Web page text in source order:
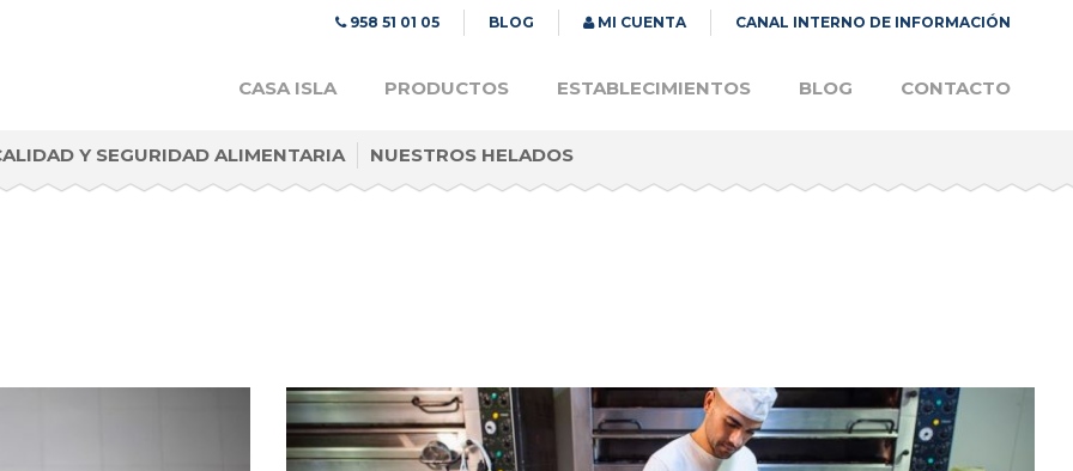
958 51 01 05 BLOG MI CUENTA CANAL INTERNO DE INFORMACIÓN
CASA ISLA PRODUCTOS ESTABLECIMIENTOS BLOG CONTACTO
Y SEGURIDAD ALIMENTARIA NUESTROS HELADOS